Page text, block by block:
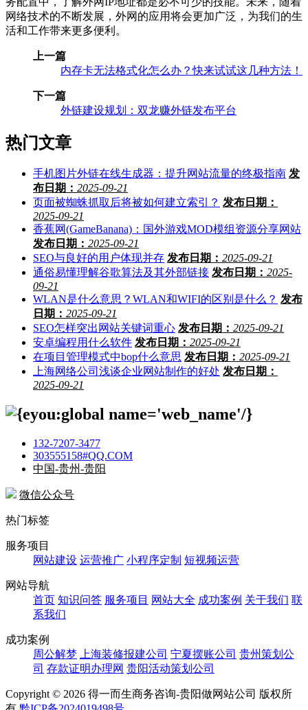
网络技术的不断发展，外网的应用将会更加广泛，为我们的生
活和工作带来更多便利。
上一篇
内存卡无法格式化怎么办？快来试试这几种方法！
下一篇
外链建设规划：双龙赚外链发布平台
热门文章
手机图片外链在线生成器：提升网站流量的终极指南 发
布日期： 2025-09-21
页面被蜘蛛抓取后将被如何建立索引？ 发布日期：
2025-09-21
香蕉网(GameBanana)：国外游戏MOD模组资源分享网站
发布日期： 2025-09-21
SEO与良好的用户体现并存 发布日期： 2025-09-21
通俗易懂理解谷歌算法及其外部链接 发布日期： 2025-
09-21
WLAN是什么意思？WLAN和WIFI的区别是什么？ 发布
日期： 2025-09-21
SEO怎样突出网站关键词重心 发布日期： 2025-09-21
安卓编程用什么软件 发布日期： 2025-09-21
在项目管理模式中bop什么意思 发布日期： 2025-09-21
上海网络公司浅谈企业网站制作的好处 发布日期：
2025-09-21
132-7207-3477
303555158#QQ.COM
中国-贵州-贵阳
微信公众号
热门标签
服务项目
网站建设 运营推广 小程序定制 短视频运营
网站导航
首页 知识问答 服务项目 网站大全 成功案例 关于我们 联
系我们
成功案例
周公解梦
上海装修报建公司 宁夏摆账公司 贵州策划公
司 存款证明办理网 贵阳活动策划公司
Copyright © 2026 得一而生商务咨询-贵阳做网站公司 版权所